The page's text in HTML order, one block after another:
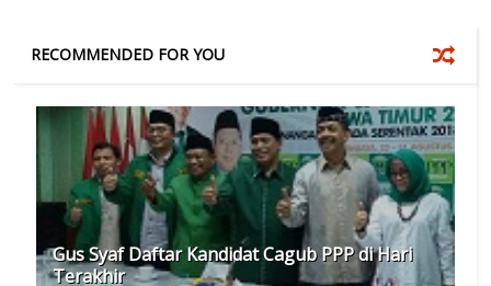
RECOMMENDED FOR YOU
Gus Syaf Daftar Kandidat Cagub PPP di Hari
Terakhir